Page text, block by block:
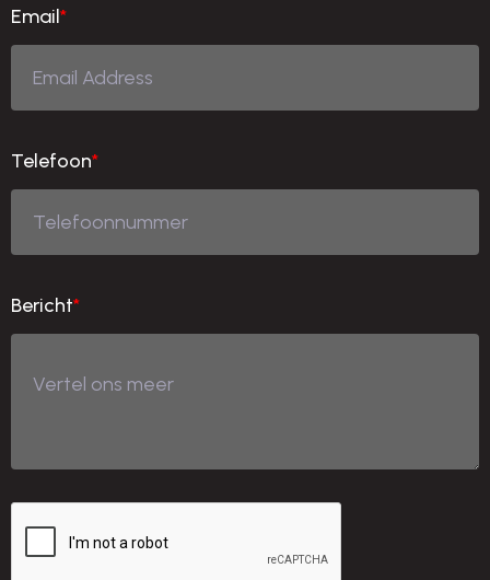
Email*
Telefoon*
Bericht*